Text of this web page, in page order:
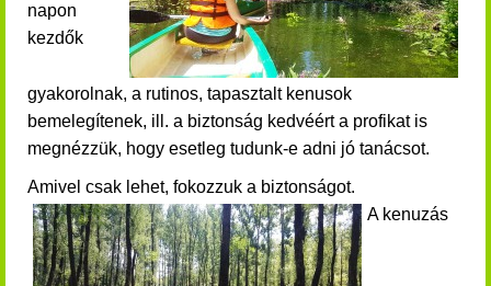
napon
kezdők
gyakorolnak, a rutinos, tapasztalt kenusok
bemelegítenek, ill. a biztonság kedvéért a profikat is
megnézzük, hogy esetleg tudunk-e adni jó tanácsot.
Amivel csak lehet, fokozzuk a biztonságot.
A kenuzás